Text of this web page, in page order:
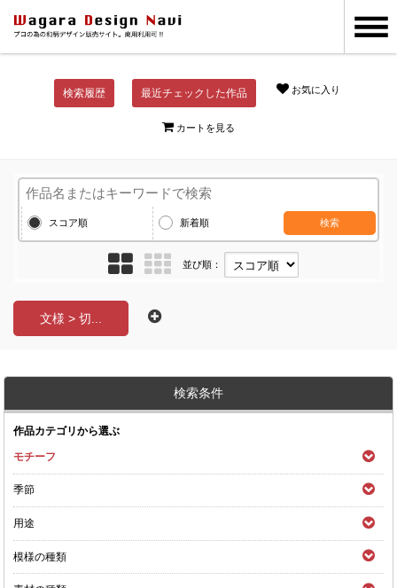
検索履歴 最近チェックした作品 お気に入り
カートを見る
スコア順 新着順 検索
並び順：
文様 > 切...
検索条件
作品カテゴリから選ぶ
モチーフ
季節
用途
模様の種類